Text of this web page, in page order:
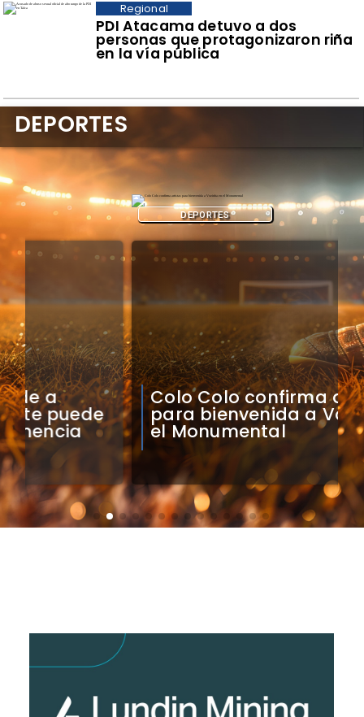
PDI Atacama detuvo a dos
personas que protagonizaron riña
en la vía pública
Regional
Colo Colo confirma artistas
para bienvenida a Vozinha en
el Monumental
DEPORTES
DEPORTES